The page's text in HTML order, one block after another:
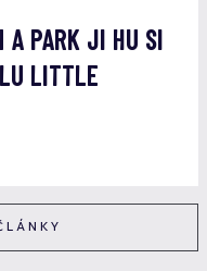
A PARK JI HU SI
LITTLE